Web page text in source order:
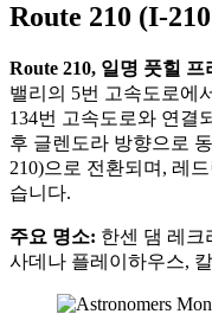
Route 210 (I-
Route 210, 일명 풋힐
밸리의 5번 고속도로에
134번 고속도로와 연결
후 글렌도라 방향으로
210)으로 전환되며, 레
습니다.
주요 명소: 한센 댐 레크
사데나 플레이하우스,